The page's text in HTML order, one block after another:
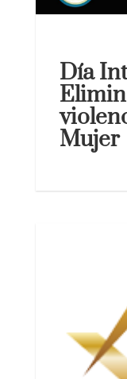
Día
Mujer